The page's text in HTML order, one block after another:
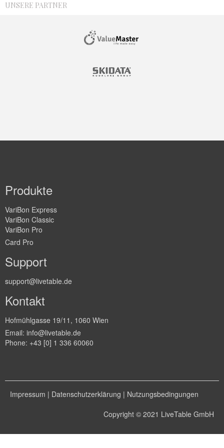
UNSERE PARTNER
Produkte
VariBon Express
VariBon Classic
VariBon Pro
Card Pro
Support
support@livetable.de
Kontakt
Hofmühlgasse 19/11, 1060 Wien
Email: info@livetable.de
Phone: +43 [0] 1 336 60060
Impressum | Datenschutzerklärung | Nutzungsbedingungen
Copyright © 2021 LiveTable GmbH